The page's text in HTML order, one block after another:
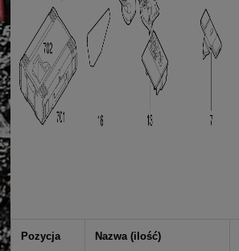
Pozycja Nazwa (ilość)